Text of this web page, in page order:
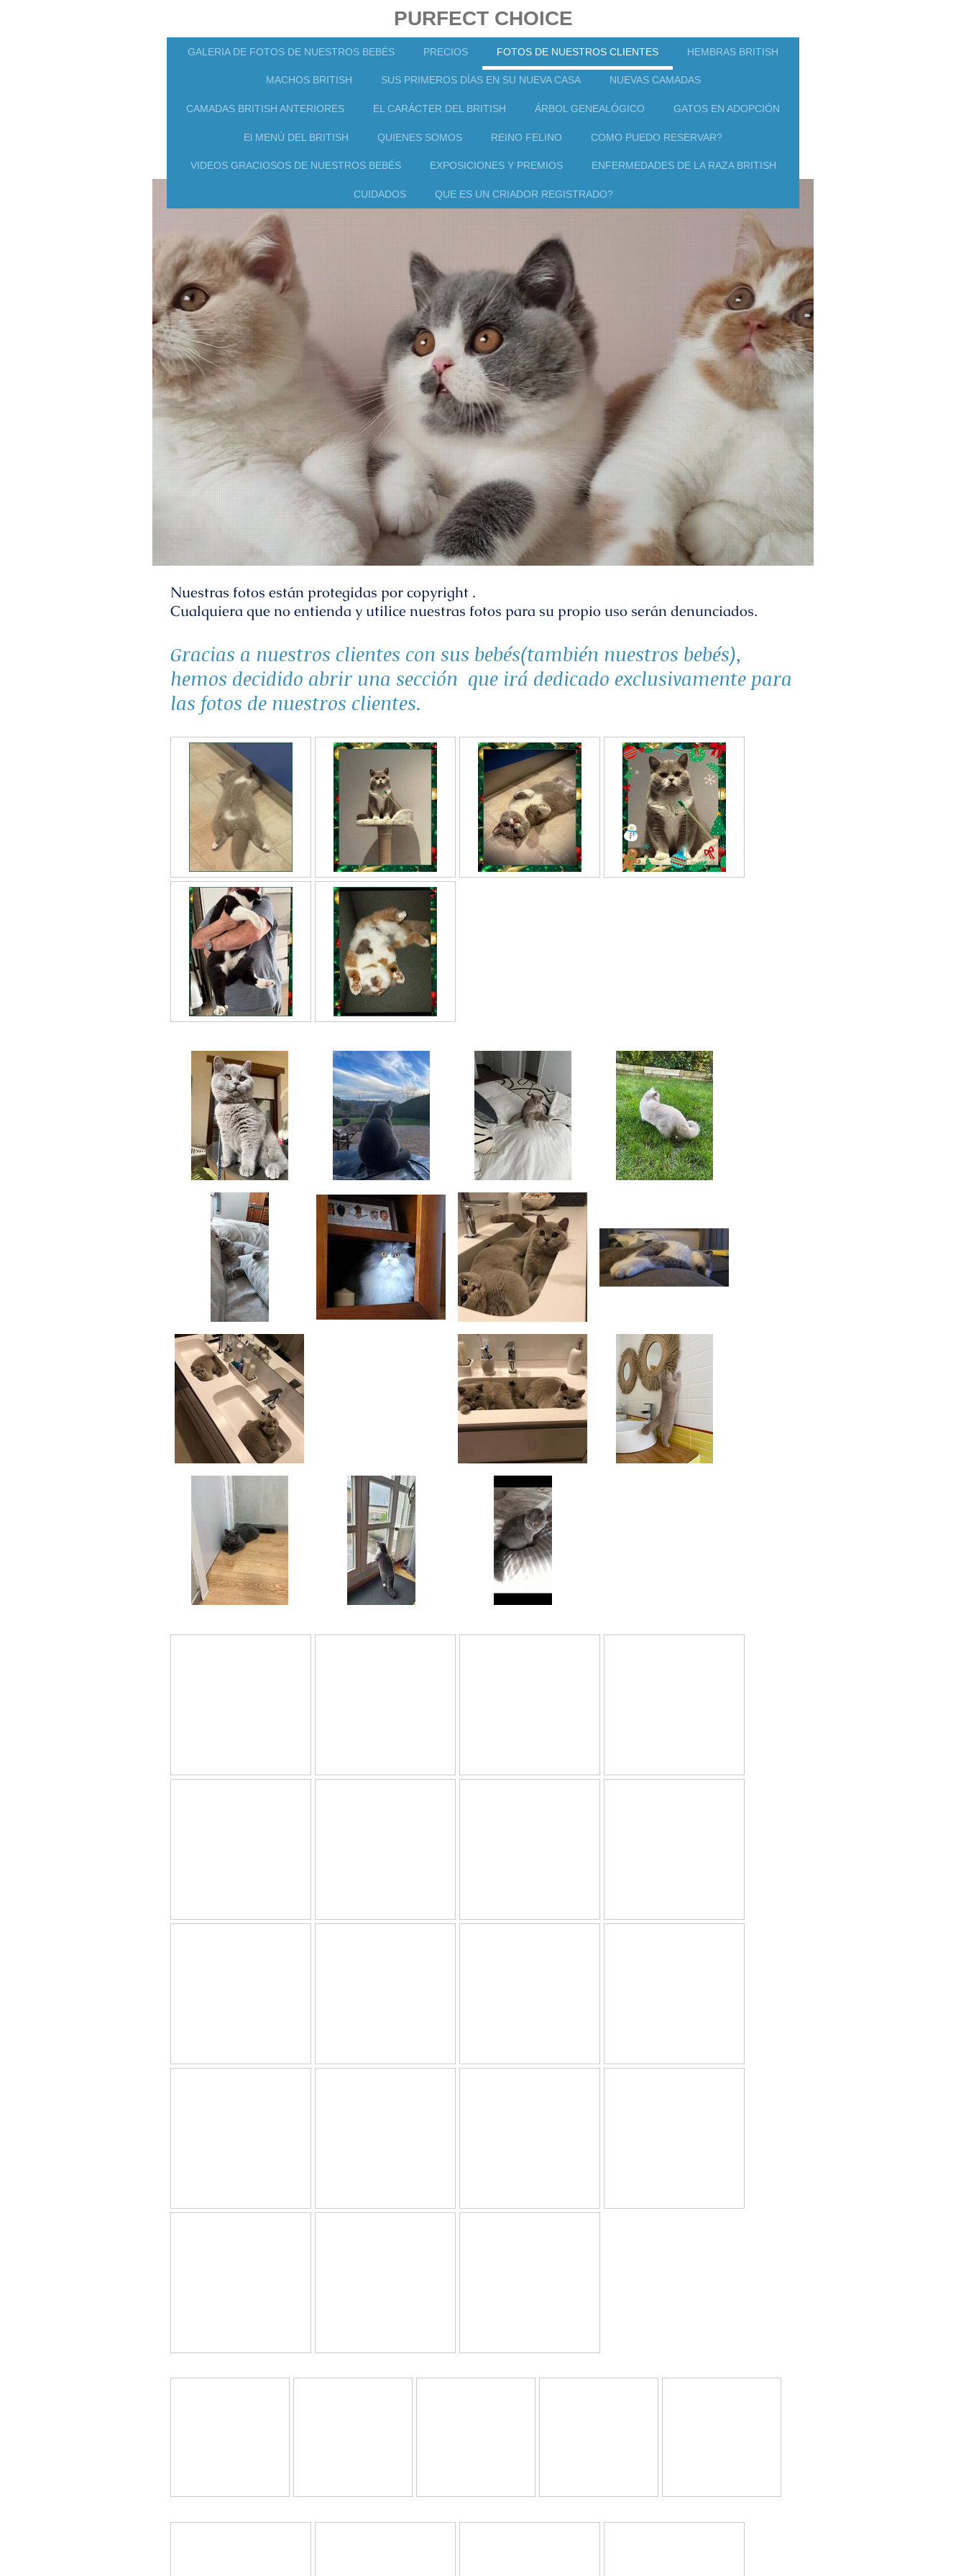
PURFECT CHOICE
GALERIA DE FOTOS DE NUESTROS BEBÉS PRECIOS FOTOS DE NUESTROS CLIENTES HEMBRAS BRITISH
MACHOS BRITISH SUS PRIMEROS DÍAS EN SU NUEVA CASA NUEVAS CAMADAS
CAMADAS BRITISH ANTERIORES EL CARÁCTER DEL BRITISH ÁRBOL GENEALÓGICO GATOS EN ADOPCIÓN
El MENÚ DEL BRITISH QUIENES SOMOS REINO FELINO COMO PUEDO RESERVAR?
VIDEOS GRACIOSOS DE NUESTROS BEBÉS EXPOSICIONES Y PREMIOS ENFERMEDADES DE LA RAZA BRITISH
CUIDADOS QUE ES UN CRIADOR REGISTRADO?
Nuestras fotos están protegidas por copyright .
Cualquiera que no entienda y utilice nuestras fotos para su propio uso serán denunciados.
Gracias a nuestros clientes con sus bebés(también nuestros bebés),
hemos decidido abrir una sección que irá dedicado exclusivamente para
las fotos de nuestros clientes.